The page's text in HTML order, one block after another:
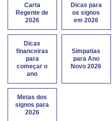
Carta
Regente de
2026
Dicas para
os signos
em 2026
Dicas
financeiras
para
começar o
ano
Simpatias
para Ano
Novo 2026
Metas dos
signos para
2026